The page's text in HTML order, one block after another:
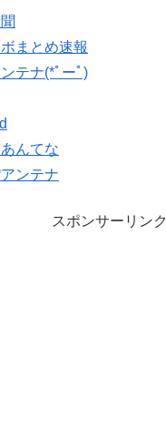
まとめ速報
テナ(*ﾟーﾟ)
んてな
ンテナ
スポンサーリンク